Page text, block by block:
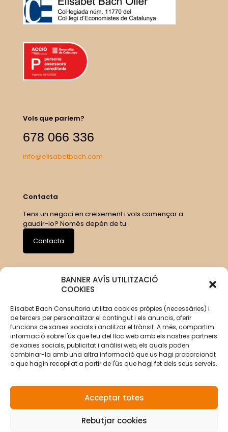
BANNER AVÍS UTILITZACIÓ
COOKIES
Elisabet Bach Consultoria utilitza cookies pròpies (necessàries) i
de tercers per personalitzar el contingut i els anuncis, oferir
funcions de xarxes socials i analitzar el trànsit. A més, compartim
informació sobre l'ús que feu del lloc web amb els nostres partners
de xarxes socials, publicitat i anàlisi web, els quals poden
combinar-la amb una altra informació que us hagi proporcionat
o que hagin recopilat a partir de l'ús que hagi fet dels seus serveis.
Acceptar totes
Rebutjar cookies
Vols que parlem?
678 066 336
info@elisabetbach.com
Contacta
Tens un negoci en creixement i vols començar a
gaudir-lo? Només depèn de tu.
Contacta